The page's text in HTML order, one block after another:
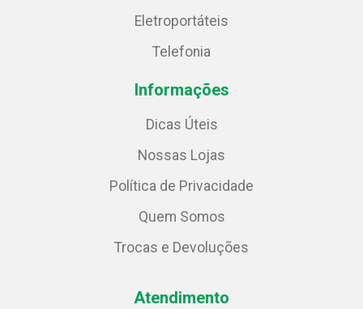
Eletroportáteis
Telefonia
Informações
Dicas Úteis
Nossas Lojas
Política de Privacidade
Quem Somos
Trocas e Devoluções
Atendimento